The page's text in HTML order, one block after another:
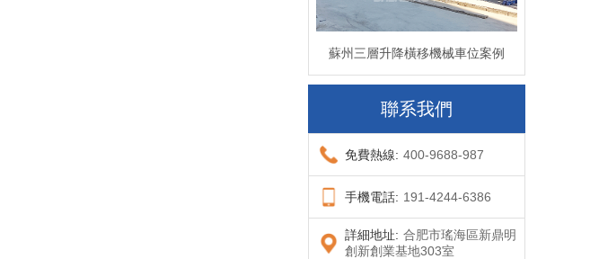
蘇州三層升降橫移機械車位案例
聯系我們
免費熱線: 400-9688-987
手機電話: 191-4244-6386
詳細地址: 合肥市瑤海區新鼎明
創新創業基地303室